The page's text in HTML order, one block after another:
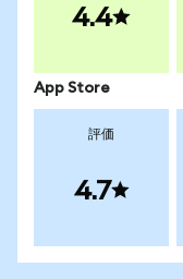
4.4
App Store
評価
4.7